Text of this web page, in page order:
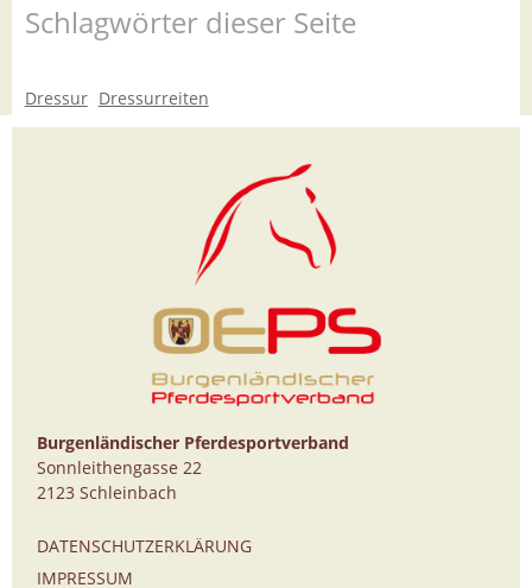
Schlagwörter dieser Seite
Dressur Dressurreiten
Burgenländischer Pferdesportverband
Sonnleithengasse 22
2123 Schleinbach
DATENSCHUTZERKLÄRUNG
IMPRESSUM